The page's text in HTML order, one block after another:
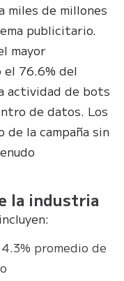
miles de millones
publicitario.
mayor
76.6% del
actividad de bots
de datos. Los
la campaña sin
la industria
promedio de